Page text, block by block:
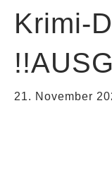
Krimi-
21. November